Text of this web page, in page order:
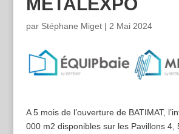
par Stéphane Miget| 2 Mai 2024
A 5 mois de l’ouverture de BATIMAT,
000 m2 disponibles sur les Pavillons 4,